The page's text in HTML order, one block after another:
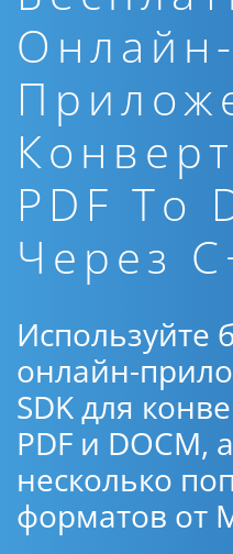
Онлайн-
PDF To
Через
Используйте
онлайн-
SDK для
PDF и DOCM,
несколько
форматов от